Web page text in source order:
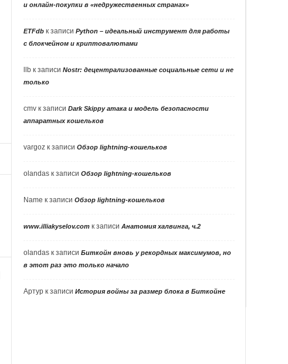
и онлайн-покупки в «недружественных странах»
ETFdb к записиPython – идеальный инструмент для работы
с блокчейном и криптовалютами
llb к записиNostr: децентрализованные социальные сети и не
только
cmv к записиDark Skippy атака и модель безопасности
аппаратных кошельков
vargoz к записиОбзор lightning-кошельков
olandas к записиОбзор lightning-кошельков
Name к записиОбзор lightning-кошельков
www.illiakyselov.com к записиАнатомия халвинга, ч.2
olandas к записиБиткойн вновь у рекордных максимумов, но
в этот раз это только начало
Артур к записиИстория войны за размер блока в Биткойне